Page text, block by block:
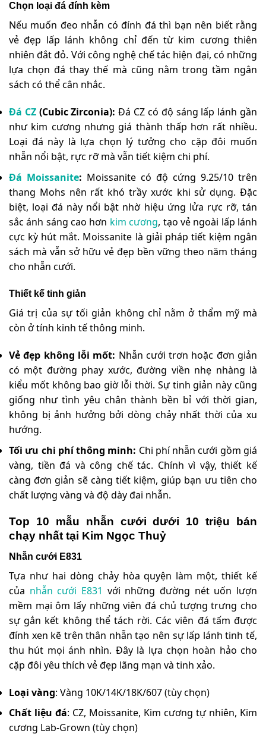
Chọn loại đá đính kèm
Nếu muốn đeo nhẫn có đính đá thì bạn nên biết rằng
vẻ đẹp lấp lánh không chỉ đến từ kim cương thiên
nhiên đắt đỏ. Với công nghệ chế tác hiện đại, có những
lựa chọn đá thay thế mà cũng nằm trong tầm ngân
sách có thể cân nhắc.
Đá CZ(Cubic Zirconia): Đá CZ có độ sáng lấp lánh gần
như kim cương nhưng giá thành thấp hơn rất nhiều.
Loại đá này là lựa chọn lý tưởng cho cặp đôi muốn
nhẫn nổi bật, rực rỡ mà vẫn tiết kiệm chi phí.
Đá Moissanite: Moissanite có độ cứng 9.25/10 trên
thang Mohs nên rất khó trầy xước khi sử dụng. Đặc
biệt, loại đá này nổi bật nhờ hiệu ứng lửa rực rỡ, tán
sắc ánh sáng cao hơn kim cương, tạo vẻ ngoài lấp lánh
cực kỳ hút mắt. Moissanite là giải pháp tiết kiệm ngân
sách mà vẫn sở hữu vẻ đẹp bền vững theo năm tháng
cho nhẫn cưới.
Thiết kế tinh giản
Giá trị của sự tối giản không chỉ nằm ở thẩm mỹ mà
còn ở tính kinh tế thông minh.
Vẻ đẹp không lỗi mốt: Nhẫn cưới trơn hoặc đơn giản
có một đường phay xước, đường viền nhẹ nhàng là
kiểu mốt không bao giờ lỗi thời. Sự tinh giản này cũng
giống như tình yêu chân thành bền bỉ với thời gian,
không bị ảnh hưởng bởi dòng chảy nhất thời của xu
hướng.
Tối ưu chi phí thông minh: Chi phí nhẫn cưới gồm giá
vàng, tiền đá và công chế tác. Chính vì vậy, thiết kế
càng đơn giản sẽ càng tiết kiệm, giúp bạn ưu tiên cho
chất lượng vàng và độ dày đai nhẫn.
Top 10 mẫu nhẫn cưới dưới 10 triệu bán
chạy nhất tại Kim Ngọc Thuỷ
Nhẫn cưới E831
Tựa như hai dòng chảy hòa quyện làm một, thiết kế
của nhẫn cưới E831 với những đường nét uốn lượn
mềm mại ôm lấy những viên đá chủ tượng trưng cho
sự gắn kết không thể tách rời. Các viên đá tấm được
đính xen kẽ trên thân nhẫn tạo nên sự lấp lánh tinh tế,
thu hút mọi ánh nhìn. Đây là lựa chọn hoàn hảo cho
cặp đôi yêu thích vẻ đẹp lãng mạn và tinh xảo.
Loại vàng: Vàng 10K/14K/18K/607 (tùy chọn)
Chất liệu đá: CZ, Moissanite, Kim cương tự nhiên, Kim
cương Lab-Grown (tùy chọn)